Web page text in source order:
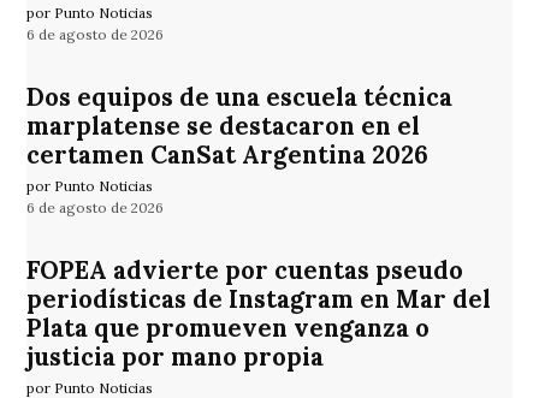
por Punto Noticias
6 de agosto de 2026
Dos equipos de una escuela técnica
marplatense se destacaron en el
certamen CanSat Argentina 2026
por Punto Noticias
6 de agosto de 2026
FOPEA advierte por cuentas pseudo
periodísticas de Instagram en Mar del
Plata que promueven venganza o
justicia por mano propia
por Punto Noticias